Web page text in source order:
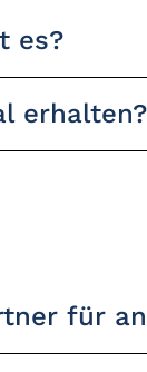
es?
erhalten?
für